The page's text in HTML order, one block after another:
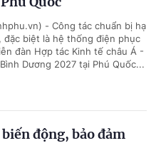
- Công tác chuẩn bị hạ
đặc biệt là hệ thống điện phục
đàn Hợp tác Kinh tế châu Á -
Dương 2027 tại Phú Quốc...
động, bảo đảm